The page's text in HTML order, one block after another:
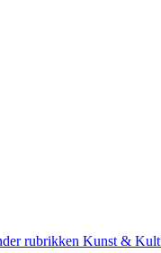
rubrikken Kunst &